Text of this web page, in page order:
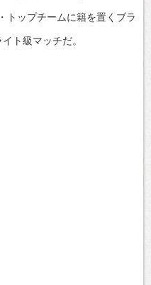
トップチームに籍を置くブラ
ト級マッチだ。